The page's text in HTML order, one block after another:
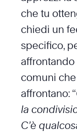
che tu
chiedi un
specifico,
comuni
affrontano: “
la
C’è